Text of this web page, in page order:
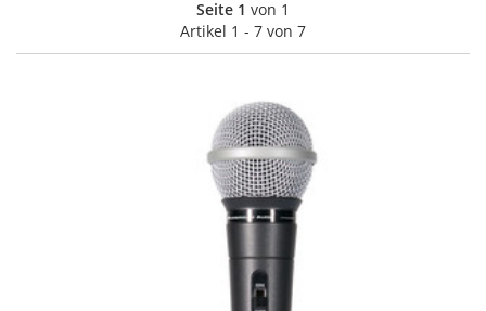
Seite 1 von 1
Artikel 1 - 7 von 7